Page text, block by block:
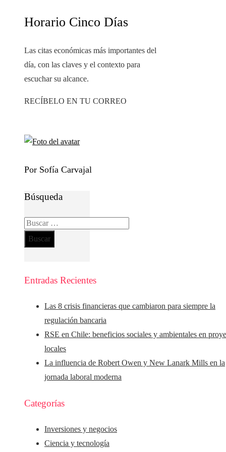
Horario Cinco Días
Las citas económicas más importantes del
día, con las claves y el contexto para
escuchar su alcance.
RECÍBELO EN TU CORREO
Por Sofía Carvajal
Búsqueda
Buscar:
Entradas Recientes
Las 8 crisis financieras que cambiaron para siempre la
regulación bancaria
RSE en Chile: beneficios sociales y ambientales en
locales
La influencia de Robert Owen y New Lanark Mills en la
jornada laboral moderna
Categorías
Inversiones y negocios
Ciencia y tecnología